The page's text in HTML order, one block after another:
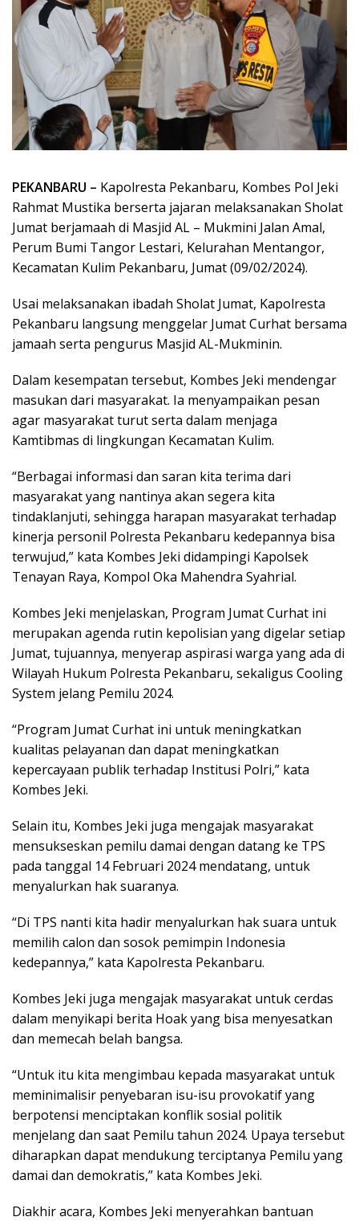
PEKANBARU – Kapolresta Pekanbaru, Kombes Pol Jeki
Rahmat Mustika berserta jajaran melaksanakan Sholat
Jumat berjamaah di Masjid AL – Mukmini Jalan Amal,
Perum Bumi Tangor Lestari, Kelurahan Mentangor,
Kecamatan Kulim Pekanbaru, Jumat (09/02/2024).
Usai melaksanakan ibadah Sholat Jumat, Kapolresta
Pekanbaru langsung menggelar Jumat Curhat bersama
jamaah serta pengurus Masjid AL-Mukminin.
Dalam kesempatan tersebut, Kombes Jeki mendengar
masukan dari masyarakat. Ia menyampaikan pesan
agar masyarakat turut serta dalam menjaga
Kamtibmas di lingkungan Kecamatan Kulim.
“Berbagai informasi dan saran kita terima dari
masyarakat yang nantinya akan segera kita
tindaklanjuti, sehingga harapan masyarakat terhadap
kinerja personil Polresta Pekanbaru kedepannya bisa
terwujud,” kata Kombes Jeki didampingi Kapolsek
Tenayan Raya, Kompol Oka Mahendra Syahrial.
Kombes Jeki menjelaskan, Program Jumat Curhat ini
merupakan agenda rutin kepolisian yang digelar setiap
Jumat, tujuannya, menyerap aspirasi warga yang ada di
Wilayah Hukum Polresta Pekanbaru, sekaligus Cooling
System jelang Pemilu 2024.
“Program Jumat Curhat ini untuk meningkatkan
kualitas pelayanan dan dapat meningkatkan
kepercayaan publik terhadap Institusi Polri,” kata
Kombes Jeki.
Selain itu, Kombes Jeki juga mengajak masyarakat
mensukseskan pemilu damai dengan datang ke TPS
pada tanggal 14 Februari 2024 mendatang, untuk
menyalurkan hak suaranya.
“Di TPS nanti kita hadir menyalurkan hak suara untuk
memilih calon dan sosok pemimpin Indonesia
kedepannya,” kata Kapolresta Pekanbaru.
Kombes Jeki juga mengajak masyarakat untuk cerdas
dalam menyikapi berita Hoak yang bisa menyesatkan
dan memecah belah bangsa.
“Untuk itu kita mengimbau kepada masyarakat untuk
meminimalisir penyebaran isu-isu provokatif yang
berpotensi menciptakan konflik sosial politik
menjelang dan saat Pemilu tahun 2024. Upaya tersebut
diharapkan dapat mendukung terciptanya Pemilu yang
damai dan demokratis,” kata Kombes Jeki.
Diakhir acara, Kombes Jeki menyerahkan bantuan